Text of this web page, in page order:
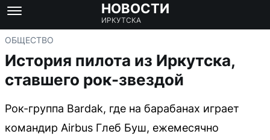
НОВОСТИ
ИРКУТСКА
ОБЩЕСТВО
История пилота из Иркутска,
ставшего рок-звездой
Рок-группа Bardak, где на барабанах играет
командир Airbus Глеб Буш, ежемесячно